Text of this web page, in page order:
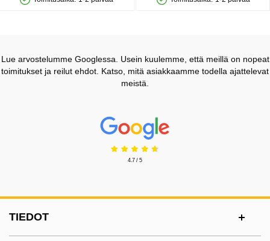
Saatavuus: Varastossa Saatavuus: Varastossa
Lue arvostelumme Googlessa. Usein kuulemme, että meillä on nopeat
toimitukset ja reilut ehdot. Katso, mitä asiakkaamme todella ajattelevat
meistä.
Prisjakt Arvostelu: 4.7 Tähdet
4.7 / 5
TIEDOT